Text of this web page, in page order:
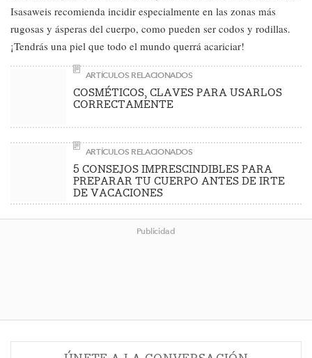
Isasaweis recomienda incidir especialmente en las zonas más
rugosas y ásperas del cuerpo, como pueden ser codos y rodillas.
¡Tendrás una piel que todo el mundo querrá acariciar!
ARTÍCULOS RELACIONADOS
COSMÉTICOS, CLAVES PARA USARLOS
CORRECTAMENTE
ARTÍCULOS RELACIONADOS
5 CONSEJOS IMPRESCINDIBLES PARA
PREPARAR TU CUERPO ANTES DE IRTE
DE VACACIONES
Publicidad